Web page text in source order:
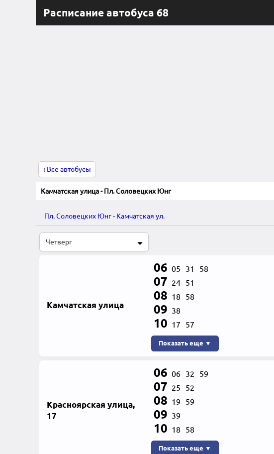
Расписание автобуса 68
‹ Все автобусы
Камчатская улица - Пл. Соловецких Юнг
Пл. Соловецких Юнг - Камчатская ул.
Камчатская улица
06 05 31 58
07 24 51
08 18 58
09 38
10 17 57
Показать еще ▼
Красноярская улица,
17
06 06 32 59
07 25 52
08 19 59
09 39
10 18 58
Показать еще ▼